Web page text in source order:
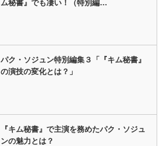
ム秘書』でも凄い！（特別編…
パク・ソジュン特別編集３「『キム秘書』
の演技の変化とは？」
『キム秘書』で主演を務めたパク・ソジュ
ンの魅力とは？